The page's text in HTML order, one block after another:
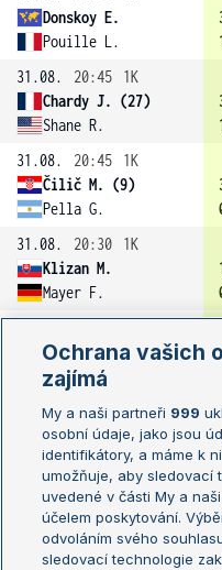
Donskoy E.
Pouille L.
31.08.
20:45
1K
Chardy J. (27)
Shane R.
31.08.
20:45
1K
Čilič M. (9)
Pella G.
31.08.
20:30
1K
Klizan M.
Mayer F.
Stakhovsky S.
Millman J.
31.08.
20:05
1K
Raonic M. (10)
Smyczek T.
31.08. 19:10 1K
Verdasco F.
Haas T.
Ochrana vašich
zajímá
My a naši partneři 999
osobní údaje, jako jsou
identifikátory, a máme k
umožňuje, aby sledovací
uvedené v části My a
účelem poskytování.
odvoláním svého
sledovací technologie